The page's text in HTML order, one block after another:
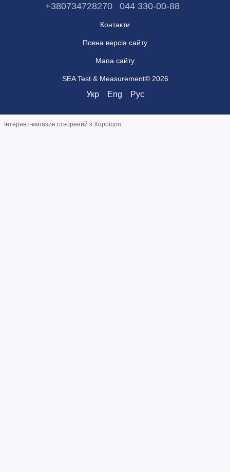
+380734728270 044 330-00-88
Контакти
Повна версія сайту
Мапа сайту
SEA Test & Measurement© 2026
Укр Eng Рус
Інтернет-магазин створений з Хорошоп